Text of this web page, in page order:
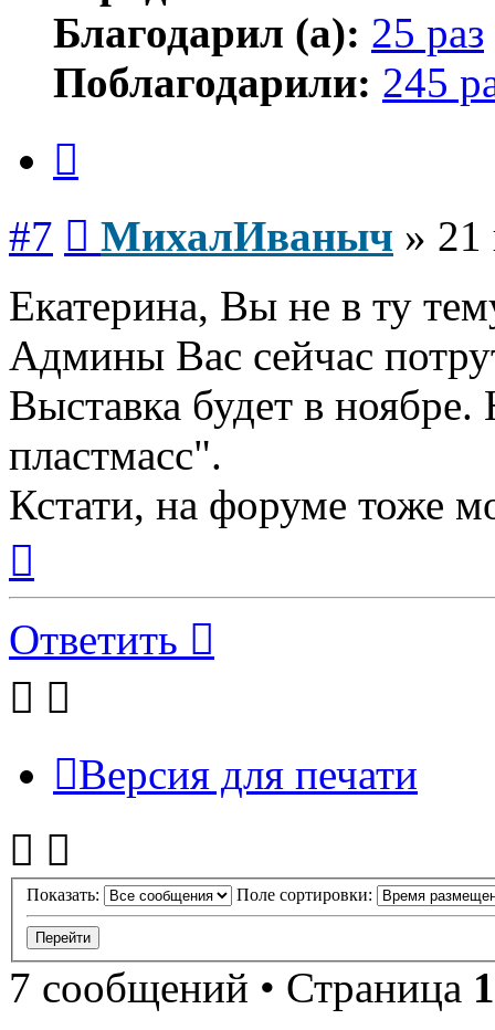
Благодарил (а): 25 раз
Поблагодарили: 245
#7 МихалИваныч » 21
Екатерина, Вы не в ту
Админы Вас сейчас
Выставка будет в
пластмасс".
Кстати, на форуме тоже
началу
Ответить
Версия для печати
Показать: Поле сортировки:
7 сообщений • Страница 1